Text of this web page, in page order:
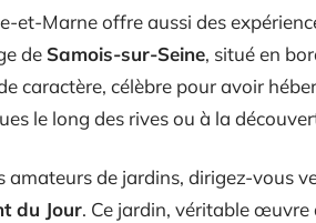
et-Marne offre aussi des
de Samois-sur-Seine, situé en
caractère, célèbre pour avoir
le long des rives ou à la
amateurs de jardins, dirigez-vous
du Jour. Ce jardin, véritable œuvre